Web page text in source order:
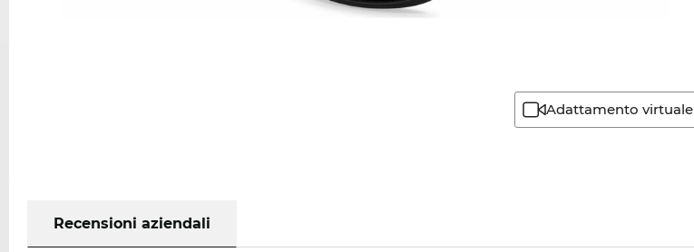
Adattamento virtuale
Recensioni aziendali